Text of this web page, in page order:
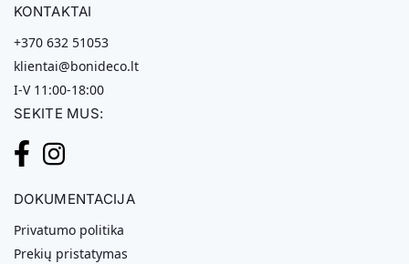
KONTAKTAI
+370 632 51053
klientai@bonideco.lt
I-V 11:00-18:00
SEKITE MUS:
DOKUMENTACIJA
Privatumo politika
Prekių pristatymas